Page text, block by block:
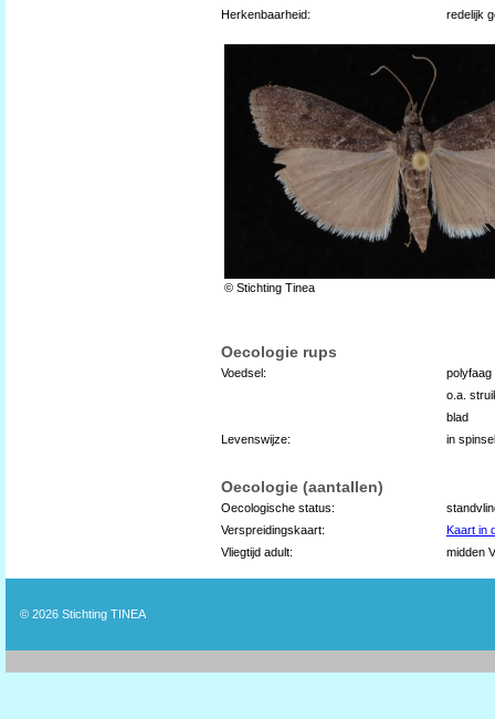
Herkenbaarheid:
redelijk
© Stichting Tinea
Oecologie rups
Voedsel:
polyfaag
o.a.
blad
Levenswijze:
in
Oecologie (aantallen)
Oecologische status:
Verspreidingskaart:
Kaart in
Vliegtijd adult:
midden
© 2026 Stichting TINEA